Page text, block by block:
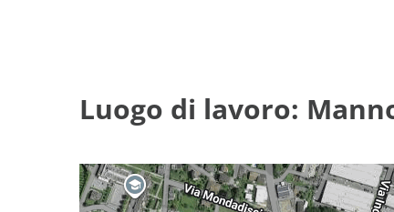
Luogo di lavoro: